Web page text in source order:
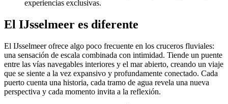
experiencias exclusivas.
El IJsselmeer es diferente
El IJsselmeer ofrece algo poco frecuente en los cruceros fluviales:
una sensación de escala combinada con intimidad. Tiende un puente
entre las vías navegables interiores y el mar abierto, creando un viaje
que se siente a la vez expansivo y profundamente conectado. Cada
puerto cuenta una historia, cada tramo de agua revela una nueva
perspectiva y cada momento invita a la reflexión.